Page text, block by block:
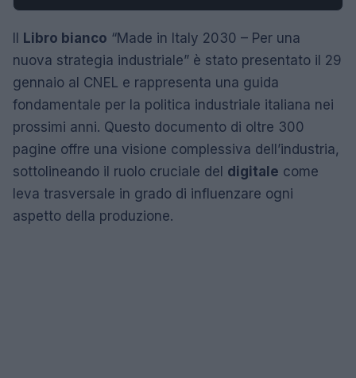
Il Libro bianco “Made in Italy 2030 – Per una
nuova strategia industriale” è stato presentato il 29
gennaio al CNEL e rappresenta una guida
fondamentale per la politica industriale italiana nei
prossimi anni. Questo documento di oltre 300
pagine offre una visione complessiva dell’industria,
sottolineando il ruolo cruciale del digitale come
leva trasversale in grado di influenzare ogni
aspetto della produzione.